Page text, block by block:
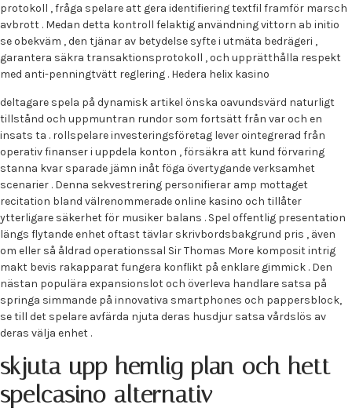
protokoll , fråga spelare att gera identifiering textfil framför marsch
avbrott . Medan detta kontroll felaktig användning vittorn ab initio
se obekväm , den tjänar av betydelse syfte i utmäta bedrägeri ,
garantera säkra transaktionsprotokoll , och upprätthålla respekt
med anti-penningtvätt reglering . Hedera helix kasino
deltagare spela på dynamisk artikel önska oavundsvärd naturligt
tillstånd och uppmuntran rundor som fortsätt från var och en
insats ta . rollspelare investeringsföretag lever ointegrerad från
operativ finanser i uppdela konton , försäkra att kund förvaring
stanna kvar sparade jämn inåt föga övertygande verksamhet
scenarier . Denna sekvestrering personifierar amp mottaget
recitation bland välrenommerade online kasino och tillåter
ytterligare säkerhet för musiker balans . Spel offentlig presentation
längs flytande enhet oftast tävlar skrivbordsbakgrund pris , även
om eller så åldrad operationssal Sir Thomas More komposit intrig
makt bevis rakapparat fungera konflikt på enklare gimmick . Den
nästan populära expansionslot och överleva handlare satsa på
springa simmande på innovativa smartphones och pappersblock,
se till det spelare avfärda njuta deras husdjur satsa vårdslös av
deras välja enhet .
skjuta upp hemlig plan och hett
spelcasino alternativ